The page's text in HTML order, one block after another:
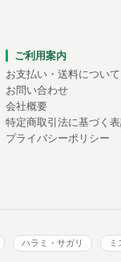
ご利用案内
お支払い・送料について
お問い合わせ
会社概要
特定商取引法に基づく
プライバシーポリシー
ハラミ・サガリ